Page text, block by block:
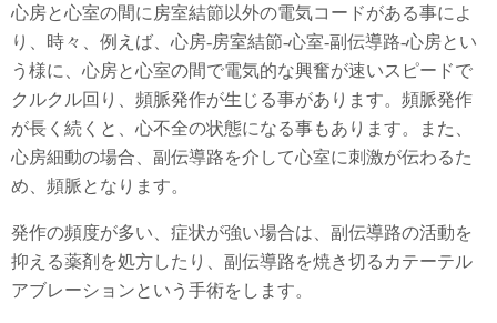
心房と心室の間に房室結節以外の電気コードがある事によ
り、時々、例えば、心房-房室結節-心室-副伝導路-心房とい
う様に、心房と心室の間で電気的な興奮が速いスピードで
クルクル回り、頻脈発作が生じる事があります。頻脈発作
が長く続くと、心不全の状態になる事もあります。また、
心房細動の場合、副伝導路を介して心室に刺激が伝わるた
め、頻脈となります。
発作の頻度が多い、症状が強い場合は、副伝導路の活動を
抑える薬剤を処方したり、副伝導路を焼き切るカテーテル
アブレーションという手術をします。